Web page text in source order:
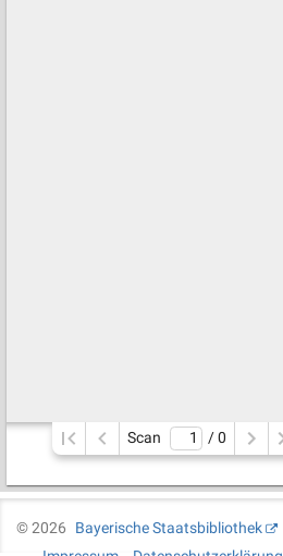
Scan / 0
©2026
Bayerische Staatsbibliothek